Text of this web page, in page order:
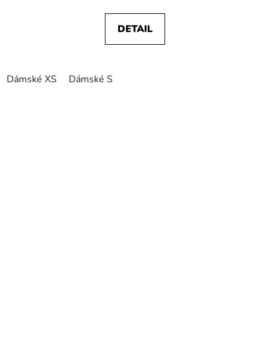
DETAIL
Dámské XS Dámské S